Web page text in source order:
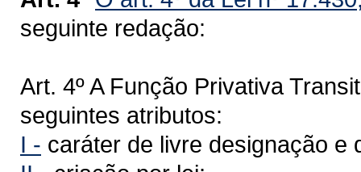
seguinte redação:
Art. 4º A Função Privativa
seguintes atributos:
I - caráter de livre designação e